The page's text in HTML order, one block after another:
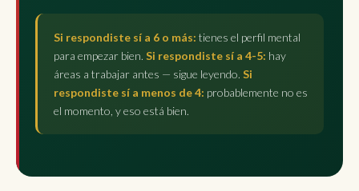
Si respondiste sí a 6 o más: tienes el perfil mental
para empezar bien. Si respondiste sí a 4-5: hay
áreas a trabajar antes — sigue leyendo. Si
respondiste sí a menos de 4: probablemente no es
el momento, y eso está bien.